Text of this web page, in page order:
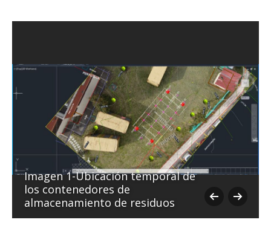
Imagen 1-Ubicación temporal de
los contenedores de
almacenamiento de residuos